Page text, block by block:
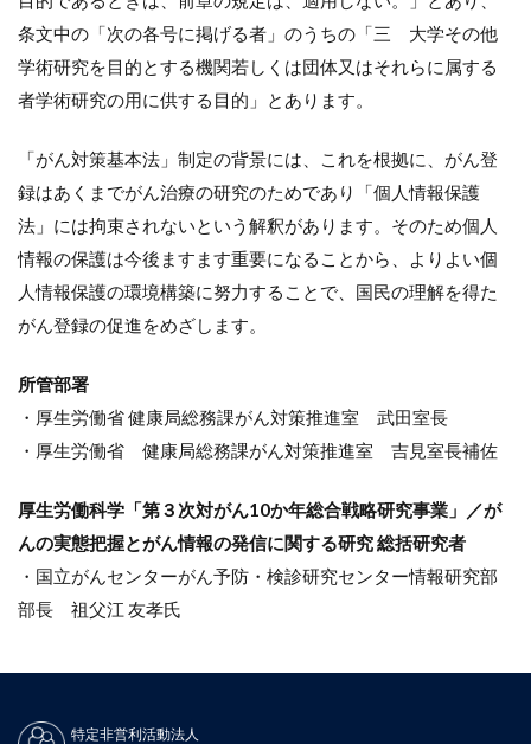
条文中の「次の各号に掲げる者」のうちの「三 大学その他
学術研究を目的とする機関若しくは団体又はそれらに属する
者学術研究の用に供する目的」とあります。
「がん対策基本法」制定の背景には、これを根拠に、がん登
録はあくまでがん治療の研究のためであり「個人情報保護
法」には拘束されないという解釈があります。そのため個人
情報の保護は今後ますます重要になることから、よりよい個
人情報保護の環境構築に努力することで、国民の理解を得た
がん登録の促進をめざします。
所管部署
・厚生労働省 健康局総務課がん対策推進室 武田室長
・厚生労働省 健康局総務課がん対策推進室 吉見室長補佐
厚生労働科学「第３次対がん10か年総合戦略研究事業」／が
んの実態把握とがん情報の発信に関する研究 総括研究者
・国立がんセンターがん予防・検診研究センター情報研究部
部長 祖父江 友孝氏
特定非営利活動法人